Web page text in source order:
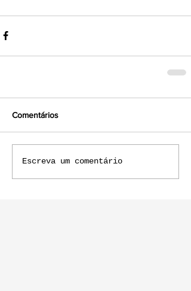
Comentários
Escreva um comentário